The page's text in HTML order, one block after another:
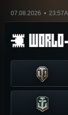
07.08.2026 • 23:57